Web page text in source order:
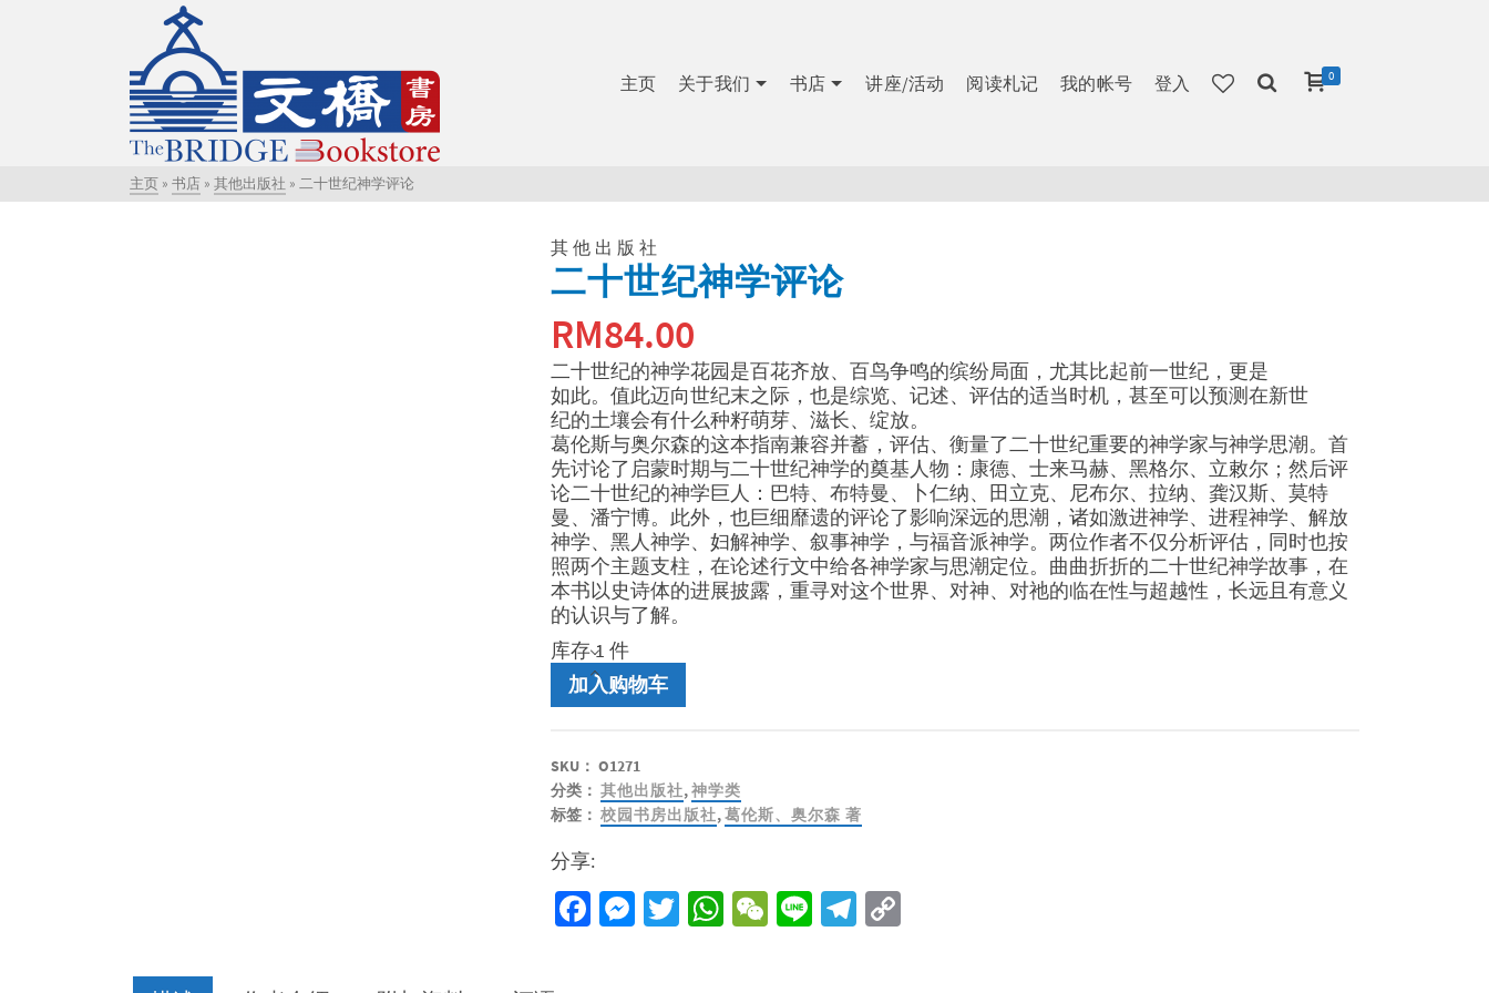
主页 关于我们 书店 讲座/活动 阅读札记 我的帐号 登入 0
主页 » 书店 » 其他出版社 » 二十世纪神学评论
其他出版社
二十世纪神学评论
RM84.00
二十世纪的神学花园是百花齐放、百鸟争鸣的缤纷局面，尤其比起前一世纪，更是
如此。值此迈向世纪末之际，也是综览、记述、评估的适当时机，甚至可以预测在新世
纪的土壤会有什么种籽萌芽、滋长、绽放。
葛伦斯与奥尔森的这本指南兼容并蓄，评估、衡量了二十世纪重要的神学家与神学思潮。首
先讨论了启蒙时期与二十世纪神学的奠基人物：康德、士来马赫、黑格尔、立敕尔；然后评
论二十世纪的神学巨人：巴特、布特曼、卜仁纳、田立克、尼布尔、拉纳、龚汉斯、莫特
曼、潘宁博。此外，也巨细靡遗的评论了影响深远的思潮，诸如激进神学、进程神学、解放
神学、黑人神学、妇解神学、叙事神学，与福音派神学。两位作者不仅分析评估，同时也按
照两个主题支柱，在论述行文中给各神学家与思潮定位。曲曲折折的二十世纪神学故事，在
本书以史诗体的进展披露，重寻对这个世界、对神、对祂的临在性与超越性，长远且有意义
的认识与了解。
库存 1 件
十
神
学
评
数
量
加入购物车
SKU： O1271
分类： 其他出版社,神学类
标签： 校园书房出版社,葛伦斯、奥尔森 著
分享:
Facebook
Messenger
Twitter
WhatsApp
WeChat
LineTelegram
Copy